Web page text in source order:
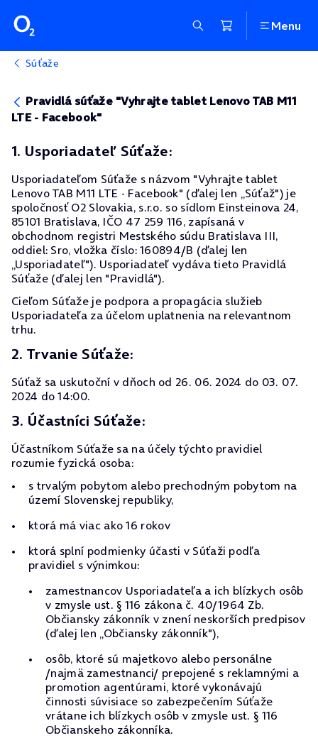
Menu
Súťaže
Pravidlá súťaže "Vyhrajte tablet Lenovo TAB M11
LTE - Facebook"
1. Usporiadateľ Súťaže:
Usporiadateľom Súťaže s názvom "Vyhrajte tablet
Lenovo TAB M11 LTE - Facebook" (ďalej len „Súťaž") je
spoločnosť O2 Slovakia, s.r.o. so sídlom Einsteinova 24,
85101 Bratislava, IČO 47 259 116, zapísaná v
obchodnom registri Mestského súdu Bratislava III,
oddiel: Sro, vložka číslo: 160894/B (ďalej len
„Usporiadateľ"). Usporiadateľ vydáva tieto Pravidlá
Súťaže (ďalej len "Pravidlá").
Cieľom Súťaže je podpora a propagácia služieb
Usporiadateľa za účelom uplatnenia na relevantnom
trhu.
2. Trvanie Súťaže:
Súťaž sa uskutoční v dňoch od 26. 06. 2024 do 03. 07.
2024 do 14:00.
3. Účastníci Súťaže:
Účastníkom Súťaže sa na účely týchto pravidiel
rozumie fyzická osoba:
s trvalým pobytom alebo prechodným pobytom na
území Slovenskej republiky,
ktorá má viac ako 16 rokov
ktorá splní podmienky účasti v Súťaži podľa
pravidiel s výnimkou:
zamestnancov Usporiadateľa a ich blízkych osôb
v zmysle ust. § 116 zákona č. 40/1964 Zb.
Občiansky zákonník v znení neskorších predpisov
(ďalej len „Občiansky zákonník"),
osôb, ktoré sú majetkovo alebo personálne
/najmä zamestnanci/ prepojené s reklamnými a
promotion agentúrami, ktoré vykonávajú
činnosti súvisiace so zabezpečením Súťaže
vrátane ich blízkych osôb v zmysle ust. § 116
Občianskeho zákonníka.